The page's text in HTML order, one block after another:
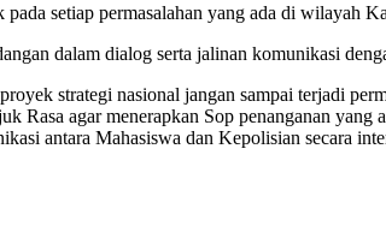
setiap permasalahan yang ada di wilayah
dalam dialog serta jalinan komunikasi
strategi nasional jangan sampai terjadi
agar menerapkan Sop penanganan yang
antara Mahasiswa dan Kepolisian secara